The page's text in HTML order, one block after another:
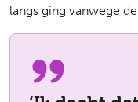
langs ging vanwege